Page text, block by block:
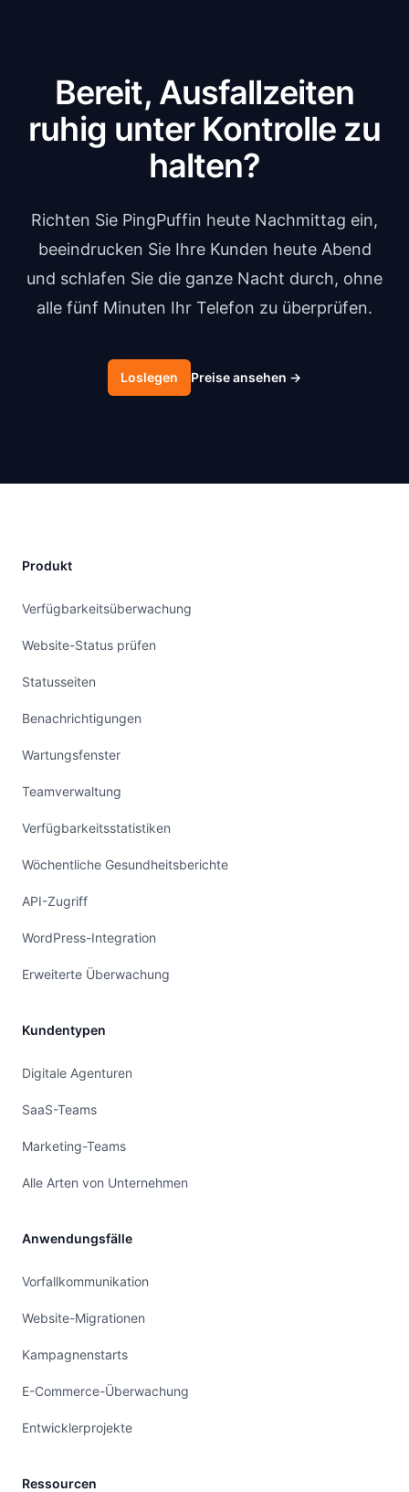
Bereit, Ausfallzeiten
ruhig unter Kontrolle zu
halten?
Richten Sie PingPuffin heute Nachmittag ein,
beeindrucken Sie Ihre Kunden heute Abend
und schlafen Sie die ganze Nacht durch, ohne
alle fünf Minuten Ihr Telefon zu überprüfen.
Loslegen Preise ansehen →
Produkt
Verfügbarkeitsüberwachung
Website-Status prüfen
Statusseiten
Benachrichtigungen
Wartungsfenster
Teamverwaltung
Verfügbarkeitsstatistiken
Wöchentliche Gesundheitsberichte
API-Zugriff
WordPress-Integration
Erweiterte Überwachung
Kundentypen
Digitale Agenturen
SaaS-Teams
Marketing-Teams
Alle Arten von Unternehmen
Anwendungsfälle
Vorfallkommunikation
Website-Migrationen
Kampagnenstarts
E-Commerce-Überwachung
Entwicklerprojekte
Ressourcen